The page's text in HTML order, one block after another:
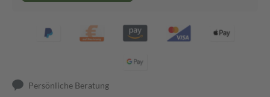
Persönliche Beratung